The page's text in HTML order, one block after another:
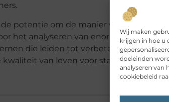
Wij maken
krijgen in hoe u
doeleinden
analyseren van
cookiebeleid
potentie om de manier waarop
het analyseren van enorme datasets
die leiden tot verbeterde
kwaliteit van leven voor stadsbewoners